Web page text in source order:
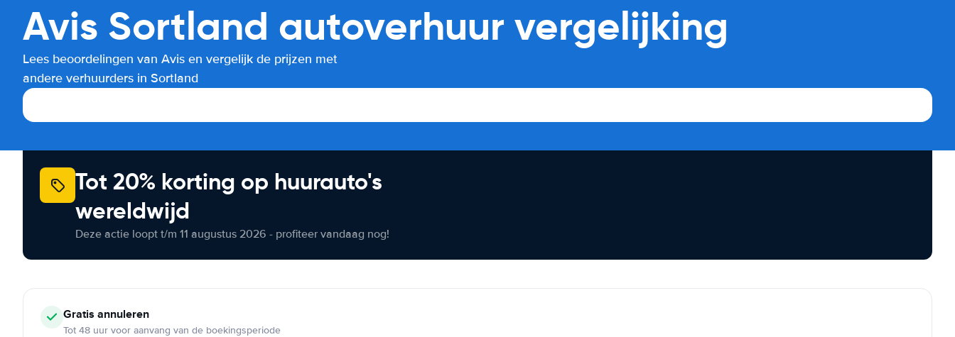
Avis Sortland autoverhuur vergelijking
Lees beoordelingen van Avis en vergelijk de prijzen met
andere verhuurders in Sortland
Tot 20% korting op huurauto's
wereldwijd
Deze actie loopt t/m 11 augustus 2026 - profiteer vandaag nog!
Gratis annuleren
Tot 48 uur voor aanvang van de boekingsperiode